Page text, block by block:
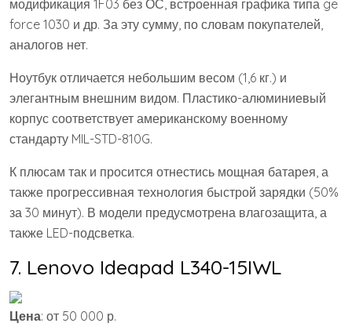
модификация 1F03 без ОС, встроенная графика типа ge
force 1030 и др. За эту сумму, по словам покупателей,
аналогов нет.
Ноутбук отличается небольшим весом (1,6 кг.) и
элегантным внешним видом. Пластико-алюминиевый
корпус соответствует американскому военному
стандарту MIL-STD-810G.
К плюсам так и просится отнестись мощная батарея, а
также прогрессивная технология быстрой зарядки (50%
за 30 минут). В модели предусмотрена влагозащита, а
также LED-подсветка.
7. Lenovo Ideapad L340-15IWL
Цена: от 50 000 р.